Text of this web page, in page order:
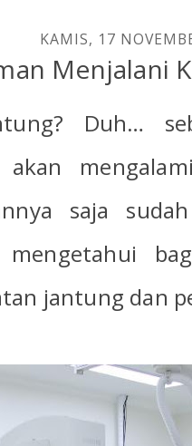
KAMIS, 17
Menjalani
Duh…
akan
saja
jantung dan